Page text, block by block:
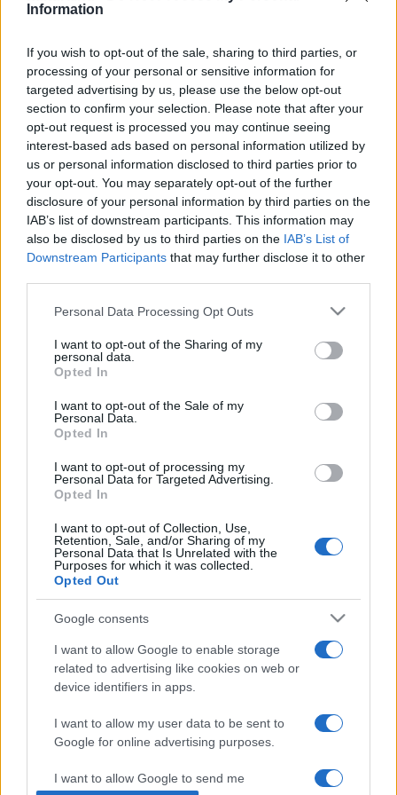
Information
If you wish to opt-out of the sale, sharing to third parties, or
processing of your personal or sensitive information for
targeted advertising by us, please use the below opt-out
section to confirm your selection. Please note that after your
opt-out request is processed you may continue seeing
interest-based ads based on personal information utilized by
us or personal information disclosed to third parties prior to
your opt-out. You may separately opt-out of the further
disclosure of your personal information by third parties on the
IAB’s list of downstream participants. This information may
also be disclosed by us to third parties on the IAB’s List of
Downstream Participants that may further disclose it to other
Please note that this website/app uses one or more Google
not limited to your visit or usage behaviour. You may click to
grant or deny consent to Google and its third-party tags to
use your data for below specified purposes in below Google
consent section.
Personal Data Processing Opt Outs
I want to opt-out of the Sharing of my
personal data.
Opted In
I want to opt-out of the Sale of my
Personal Data.
Opted In
I want to opt-out of processing my
Personal Data for Targeted Advertising.
Opted In
I want to opt-out of Collection, Use,
Retention, Sale, and/or Sharing of my
Personal Data that Is Unrelated with the
Purposes for which it was collected.
Opted Out
Google consents
I want to allow Google to enable storage
related to advertising like cookies on web or
device identifiers in apps.
I want to allow my user data to be sent to
Google for online advertising purposes.
I want to allow Google to send me
legelső, magyar kulturális személyiséget ábrázoló köztéri
alkotás Oroszországban, nagymértékben hozzájárult
ahhoz, hogy a fiatal orosz olvasók megismerhessék, az
idősebbek pedig újra felfedezhessék József Attila
költészetét, amely annyi orosz kortársával hozható
párhuzamba"? emelte ki Jevgenyija Roszinszkaja, a
könyvtár igazgatóhelyettese, s külön méltatta azoknak a
műfordítóknak a munkásságát, akik a teljes József Attila
életmű orosz nyelvre való átültetését elvégezték. A költő
legutolsó versét (Ime, hát megleltem hazámat) fordítója,
olvasta fel. Az emlékműnél a nagykövetség
Nemzeti Kulturális Örökség Minisztériuma
moszkvai Magyar Kulturális KözpontnevébenHorváth
igazgatóhelyettes, a moszkvai
tanuló koszorúzott. Az orosz műfordítók és irodalmárok
emlékkoszorúját
virágait pedig Jevgenyija Roszinszkaja helyezte el a szobor
talapzatánál.
A József Attila emlékév Moszkvában 2005. december 6-án
emlékkoncerttel zárul Anatolij Kiszeljov zeneszerző ez
alkalomra megzenésített József Attila-verseinek
ősbemutatójával. Az esten részletek hangzanak el az
emlékév alkalmából megjelent
Elhagyott telkek vidéke
című prózakötetből, s a napokon belül megjelenő,
című új verseskönyvből.